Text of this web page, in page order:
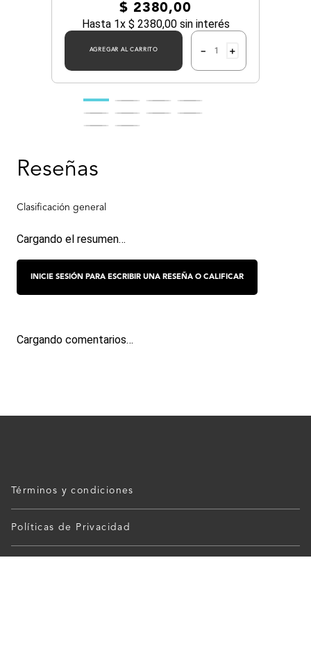
$ 2380,00
Hasta 1x $ 2380,00sin interés
AGREGAR AL CARRITO ＋
－
Cargando el resumen…
Cargando comentarios…
Términos y condiciones
Políticas de Privacidad